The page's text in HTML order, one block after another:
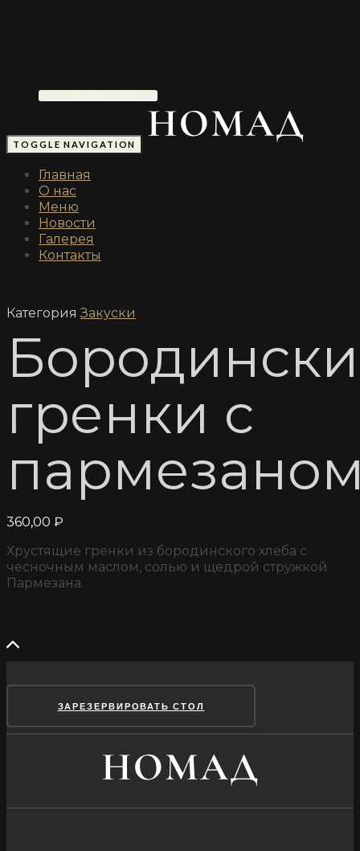
TOGGLE NAVIGATION
Главная
О нас
Меню
Новости
Галерея
Контакты
Категория Закуски
гренки с
360,00 ₽
Хрустящие гренки из бородинского хлеба с
чесночным маслом, солью и щедрой стружкой
Пармезана.
ЗАРЕЗЕРВИРОВАТЬ СТОЛ